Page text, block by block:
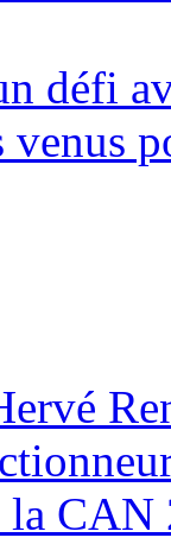
défi
venus